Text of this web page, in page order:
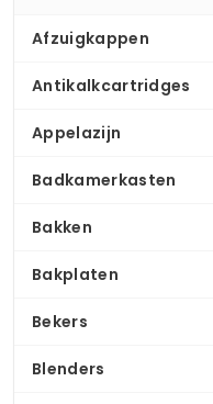
Afzuigkappen
Antikalkcartridges
Appelazijn
Badkamerkasten
Bakken
Bakplaten
Bekers
Blenders